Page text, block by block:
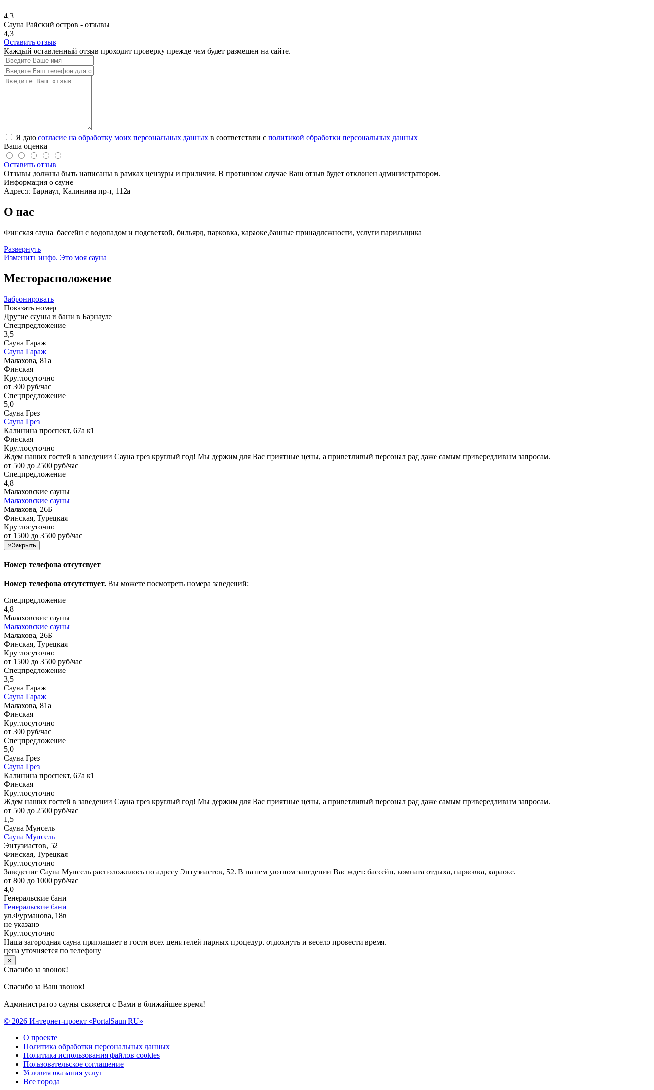
4,3
Сауна Райский остров - отзывы
4,3
Оставить отзыв
Каждый оставленный отзыв проходит проверку прежде чем будет размещен на сайте.
Я даю согласие на обработку моих персональных данных в соответствии с политикой обработки персональных данных
Ваша оценка
Оставить отзыв
Отзывы должны быть написаны в рамках цензуры и приличия. В противном случае Ваш отзыв будет отклонен администратором.
Информация о сауне
Адрес:г. Барнаул, Калинина пр-т, 112а
О нас
Финская сауна, бассейн с водопадом и подсветкой, бильярд, парковка, караоке,банные принадлежности, услуги парильщика
Развернуть
Изменить инфо. Это моя сауна
Месторасположение
Забронировать
Показать номер
Другие сауны и бани в Барнауле
Спецпредложение
3,5
Сауна Гараж
Сауна Гараж
Малахова, 81а
Финская
Круглосуточно
от 300 руб/час
Спецпредложение
5,0
Сауна Грез
Сауна Грез
Калинина проспект, 67а к1
Финская
Круглосуточно
Ждем наших гостей в заведении Сауна грез круглый год! Мы держим для Вас приятные цены, а приветливый персонал рад даже самым привередливым запросам.
от 500 до 2500 руб/час
Спецпредложение
4,8
Малаховские сауны
Малаховские сауны
Малахова, 26Б
Финская, Турецкая
Круглосуточно
от 1500 до 3500 руб/час
×Закрыть
Номер телефона отсутсвует
Номер телефона отсутствует. Вы можете посмотреть номера заведений:
Спецпредложение
4,8
Малаховские сауны
Малаховские сауны
Малахова, 26Б
Финская, Турецкая
Круглосуточно
от 1500 до 3500 руб/час
Спецпредложение
3,5
Сауна Гараж
Сауна Гараж
Малахова, 81а
Финская
Круглосуточно
от 300 руб/час
Спецпредложение
5,0
Сауна Грез
Сауна Грез
Калинина проспект, 67а к1
Финская
Круглосуточно
Ждем наших гостей в заведении Сауна грез круглый год! Мы держим для Вас приятные цены, а приветливый персонал рад даже самым привередливым запросам.
от 500 до 2500 руб/час
1,5
Сауна Мунсель
Сауна Мунсель
Энтузиастов, 52
Финская, Турецкая
Круглосуточно
Заведение Сауна Мунсель расположилось по адресу Энтузиастов, 52. В нашем уютном заведении Вас ждет: бассейн, комната отдыха, парковка, караоке.
от 800 до 1000 руб/час
4,0
Генеральские бани
Генеральские бани
ул.Фурманова, 18в
не указано
Круглосуточно
Наша загородная сауна приглашает в гости всех ценителей парных процедур, отдохнуть и весело провести время.
цена уточняется по телефону
×
Спасибо за звонок!
Спасибо за Ваш звонок!
Администратор сауны свяжется с Вами в ближайшее время!
© 2026 Интернет-проект «PortalSaun.RU»
О проекте
Политика обработки персональных данных
Политика использования файлов cookies
Пользовательское соглашение
Условия оказания услуг
Все города